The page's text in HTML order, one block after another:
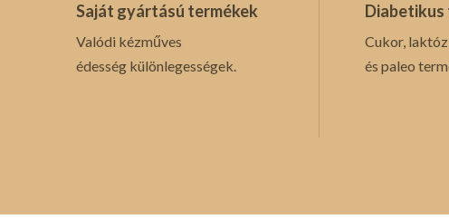
Saját gyártású termékek
Valódi kézműves
édesség különlegességek.
Diabetikus
Cukor,
és paleo